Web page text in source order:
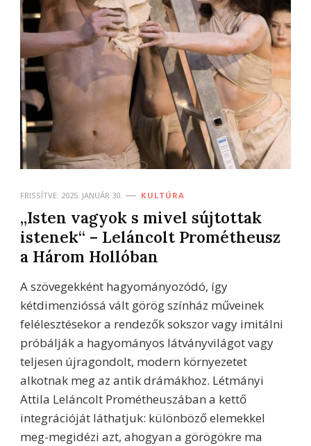
FRISSÍTVE: 2025. JANUÁR 30. KULTÚRA
„Isten vagyok s mivel sújtottak
istenek“ – Leláncolt Prométheusz
a Három Hollóban
A szövegekként hagyományozódó, így
kétdimenzióssá vált görög színház műveinek
felélesztésekor a rendezők sokszor vagy imitálni
próbálják a hagyományos látványvilágot vagy
teljesen újragondolt, modern környezetet
alkotnak meg az antik drámákhoz. Létmányi
Attila Leláncolt Prométheuszában a kettő
integrációját láthatjuk: különböző elemekkel
meg-megidézi azt, ahogyan a görögökre ma